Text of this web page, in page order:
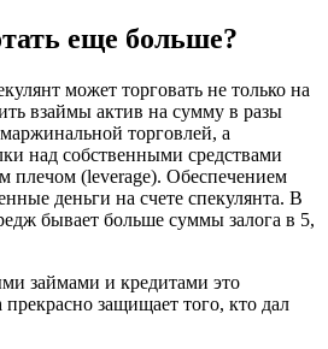
еще больше?
может торговать не только на
взаймы актив на сумму в разы
торговлей, а
над собственными средствами
плечом (leverage). Обеспечением
деньги на счете спекулянта. В
бывает больше суммы залога в 5,
займами и кредитами это
защищает того, кто дал